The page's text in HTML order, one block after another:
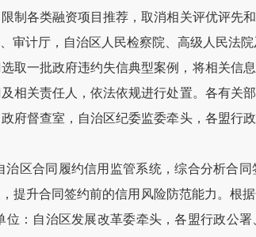
制各类融资项目推荐，取消相关评优评先
计厅，自治区人民检察院、高级人民法院
取一批政府违约失信典型案例，将相关信
相关责任人，依法依规进行处置。各有关
府督查室，自治区纪委监委牵头，各盟行
区合同履约信用监管系统，综合分析合
提升合同签约前的信用风险防范能力。根
：自治区发展改革委牵头，各盟行政公